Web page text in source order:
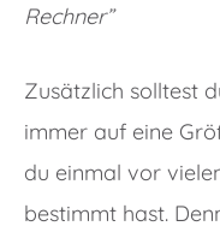
Rechner”
Zusätzlich solltest
immer auf eine
du einmal vor
bestimmt hast.